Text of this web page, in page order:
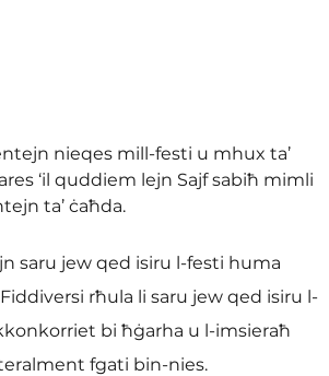
nieqes mill-festi u mhux ta’
‘il quddiem lejn Sajf sabiħ mimli
ta’ ċaħda.
saru jew qed isiru l-festi huma
rħula li saru jew qed isiru l-
bi ħġarha u l-imsieraħ
fgati bin-nies.